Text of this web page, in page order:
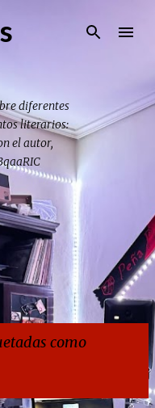
diferentes
literarios:
el autor,
como